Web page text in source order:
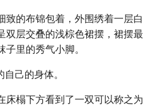
致的布锦包着，外围绣着一层白
双层交叠的浅棕色裙摆，裙摆最
里的秀气小脚。
己的身体。
床榻下方看到了一双可以称之为